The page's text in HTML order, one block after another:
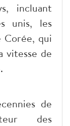
incluant
unis, les
Corée, qui
vitesse de
de
des